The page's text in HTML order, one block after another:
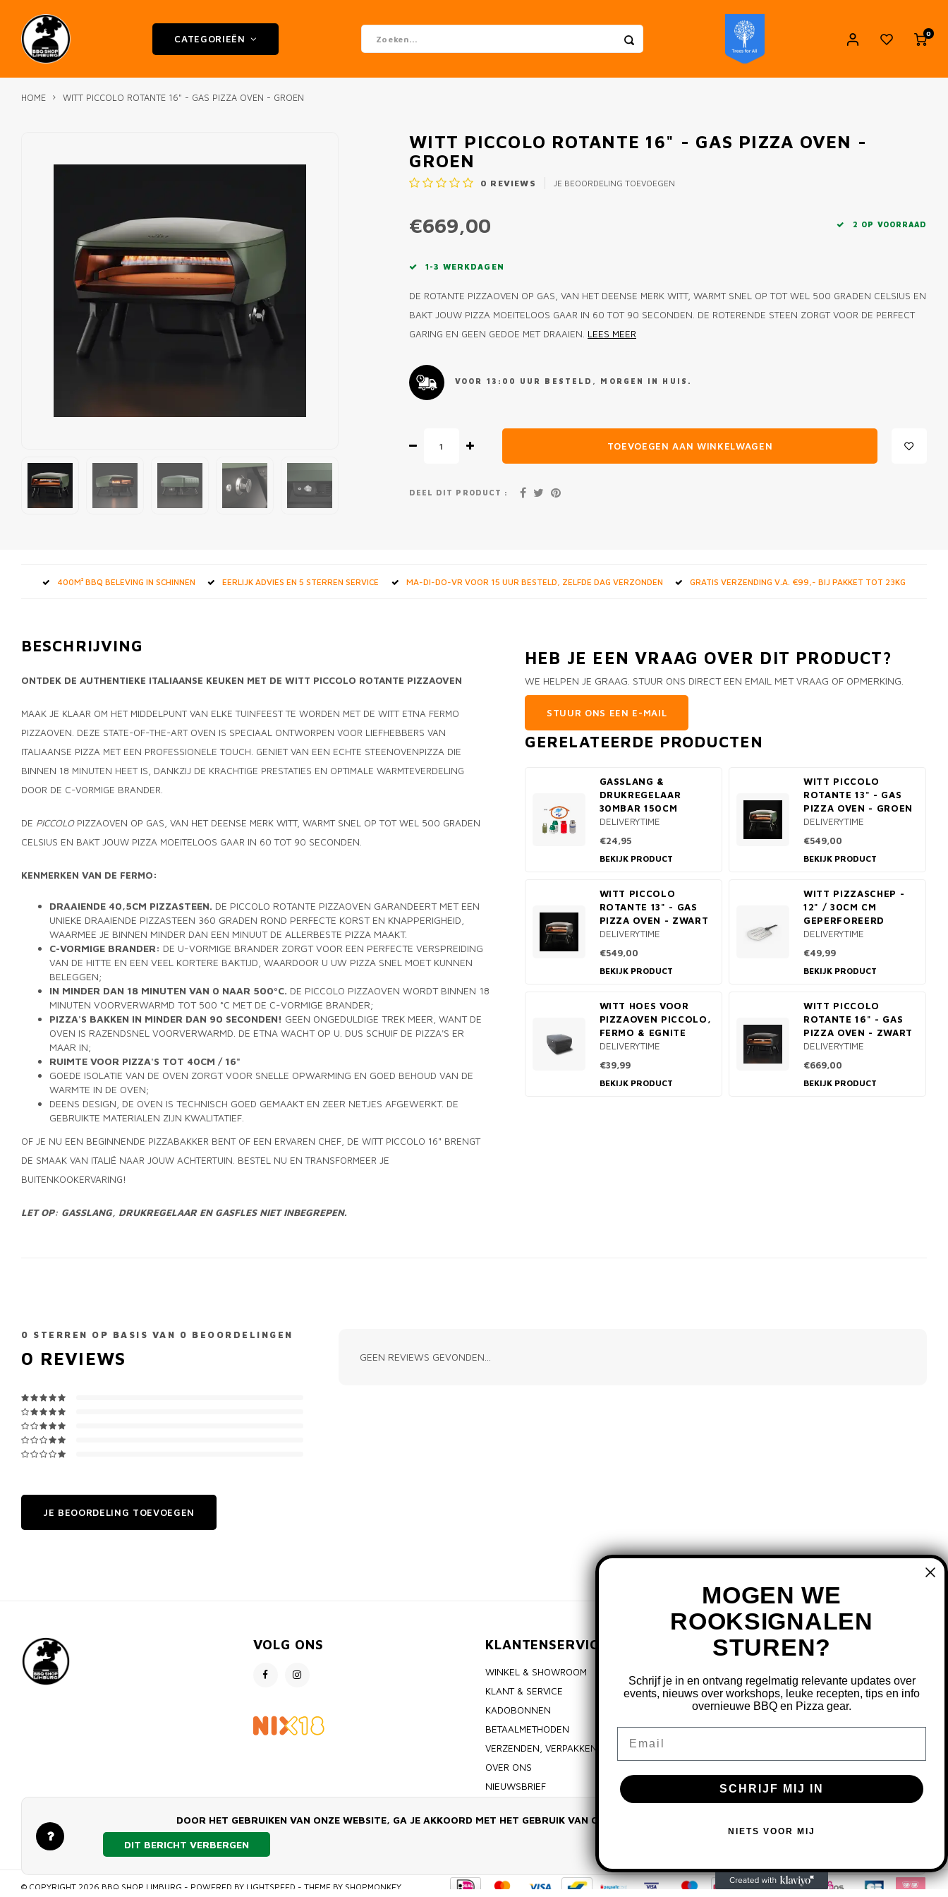
CATEGORIEËN
0
HOME WITT PICCOLO ROTANTE 16" - GAS PIZZA OVEN - GROEN
WITT PICCOLO ROTANTE 16" - GAS PIZZA OVEN -
GROEN
0 REVIEWS JE BEOORDELING TOEVOEGEN
€669,00 2 OP VOORRAAD
1-3 WERKDAGEN
DE ROTANTE PIZZAOVEN OP GAS, VAN HET DEENSE MERK WITT, WARMT SNEL OP TOT WEL 500 GRADEN CELSIUS EN
BAKT JOUW PIZZA MOEITELOOS GAAR IN 60 TOT 90 SECONDEN. DE ROTERENDE STEEN ZORGT VOOR DE PERFECT
GARING EN GEEN GEDOE MET DRAAIEN. LEES MEER
VOOR 13:00 UUR BESTELD, MORGEN IN HUIS.
TOEVOEGEN AAN WINKELWAGEN
DEEL DIT PRODUCT :
400M² BBQ BELEVING IN SCHINNEN EERLIJK ADVIES EN 5 STERREN SERVICE MA-DI-DO-VR VOOR 15 UUR BESTELD, ZELFDE DAG VERZONDEN GRATIS VERZENDING V.A. €99,- BIJ PAKKET TOT 23KG
BESCHRIJVING
ONTDEK DE AUTHENTIEKE ITALIAANSE KEUKEN MET DE WITT PICCOLO ROTANTE PIZZAOVEN
MAAK JE KLAAR OM HET MIDDELPUNT VAN ELKE TUINFEEST TE WORDEN MET DE WITT ETNA FERMO
PIZZAOVEN. DEZE STATE-OF-THE-ART OVEN IS SPECIAAL ONTWORPEN VOOR LIEFHEBBERS VAN
ITALIAANSE PIZZA MET EEN PROFESSIONELE TOUCH. GENIET VAN EEN ECHTE STEENOVENPIZZA DIE
BINNEN 18 MINUTEN HEET IS, DANKZIJ DE KRACHTIGE PRESTATIES EN OPTIMALE WARMTEVERDELING
DOOR DE C-VORMIGE BRANDER.
DE PICCOLOPIZZAOVEN OP GAS, VAN HET DEENSE MERK WITT, WARMT SNEL OP TOT WEL 500 GRADEN
CELSIUS EN BAKT JOUW PIZZA MOEITELOOS GAAR IN 60 TOT 90 SECONDEN.
KENMERKEN VAN DE FERMO:
DRAAIENDE 40,5CM PIZZASTEEN. DE PICCOLO ROTANTE PIZZAOVEN GARANDEERT MET EEN
UNIEKE DRAAIENDE PIZZASTEEN 360 GRADEN ROND PERFECTE KORST EN KNAPPERIGHEID,
WAARMEE JE BINNEN MINDER DAN EEN MINUUT DE ALLERBESTE PIZZA MAAKT.
C-VORMIGE BRANDER: DE U-VORMIGE BRANDER ZORGT VOOR EEN PERFECTE VERSPREIDING
VAN DE HITTE EN EEN VEEL KORTERE BAKTIJD, WAARDOOR U UW PIZZA SNEL MOET KUNNEN
BELEGGEN;
IN MINDER DAN 18 MINUTEN VAN 0 NAAR 500ºC. DE PICCOLO PIZZAOVEN WORDT BINNEN 18
MINUTEN VOORVERWARMD TOT 500 °C MET DE C-VORMIGE BRANDER;
PIZZA'S BAKKEN IN MINDER DAN 90 SECONDEN! GEEN ONGEDULDIGE TREK MEER, WANT DE
OVEN IS RAZENDSNEL VOORVERWARMD. DE ETNA WACHT OP U. DUS SCHUIF DE PIZZA'S ER
MAAR IN;
RUIMTE VOOR PIZZA'S TOT 40CM / 16"
GOEDE ISOLATIE VAN DE OVEN ZORGT VOOR SNELLE OPWARMING EN GOED BEHOUD VAN DE
WARMTE IN DE OVEN;
DEENS DESIGN, DE OVEN IS TECHNISCH GOED GEMAAKT EN ZEER NETJES AFGEWERKT. DE
GEBRUIKTE MATERIALEN ZIJN KWALITATIEF.
OF JE NU EEN BEGINNENDE PIZZABAKKER BENT OF EEN ERVAREN CHEF, DE WITT PICCOLO 16" BRENGT
DE SMAAK VAN ITALIË NAAR JOUW ACHTERTUIN. BESTEL NU EN TRANSFORMEER JE
BUITENKOOKERVARING!
LET OP: GASSLANG, DRUKREGELAAR EN GASFLES NIET INBEGREPEN.
HEB JE EEN VRAAG OVER DIT PRODUCT?
WE HELPEN JE GRAAG. STUUR ONS DIRECT EEN EMAIL MET VRAAG OF OPMERKING.
STUUR ONS EEN E-MAIL
GERELATEERDE PRODUCTEN
GASSLANG &
DRUKREGELAAR
30MBAR 150CM
DELIVERYTIME
€24,95
BEKIJK PRODUCT
WITT PICCOLO
ROTANTE 13" - GAS
PIZZA OVEN - GROEN
DELIVERYTIME
€549,00
BEKIJK PRODUCT
WITT PICCOLO
ROTANTE 13" - GAS
PIZZA OVEN - ZWART
DELIVERYTIME
€549,00
BEKIJK PRODUCT
WITT PIZZASCHEP -
12" / 30CM CM
GEPERFOREERD
DELIVERYTIME
€49,99
BEKIJK PRODUCT
WITT HOES VOOR
PIZZAOVEN PICCOLO,
FERMO & EGNITE
DELIVERYTIME
€39,99
BEKIJK PRODUCT
WITT PICCOLO
ROTANTE 16" - GAS
PIZZA OVEN - ZWART
DELIVERYTIME
€669,00
BEKIJK PRODUCT
0 STERREN OP BASIS VAN 0 BEOORDELINGEN
0 REVIEWS
JE BEOORDELING TOEVOEGEN
GEEN REVIEWS GEVONDEN...
VOLG ONS KLANTENSERVICE
WINKEL & SHOWROOM
KLANT & SERVICE
KADOBONNEN
BETAALMETHODEN
VERZENDEN, VERPAKKEN & RETOURNEREN
OVER ONS
NIEUWSBRIEF
PRIVACY POLICY
MIJN ACCOUNT
MIJN BESTELLINGEN
MIJN TICKETS
MIJN VERLANGLIJST
© COPYRIGHT 2026 BBQ SHOP LIMBURG - POWERED BY LIGHTSPEED - THEME BY SHOPMONKEY
DOOR HET GEBRUIKEN VAN ONZE WEBSITE, GA JE AKKOORD MET HET GEBRUIK VAN COOKIES OM ONZE WEBSITE TE VERBETEREN.
DIT BERICHT VERBERGEN
MOGEN WE
ROOKSIGNALEN
STUREN?
Schrijf je in en ontvang regelmatig relevante updates over
events, nieuws over workshops, leuke recepten, tips en info
overnieuwe BBQ en Pizza gear.
SCHRIJF MIJ IN
NIETS VOOR MIJ